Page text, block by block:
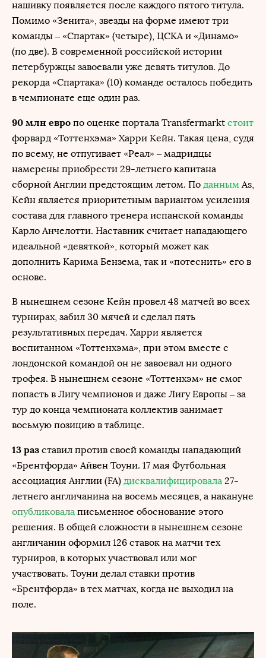
нашивку появляется после каждого пятого титула.
Помимо «Зенита», звезды на форме имеют три
команды – «Спартак» (четыре), ЦСКА и «Динамо»
(по две). В современной российской истории
петербуржцы завоевали уже девять титулов. До
рекорда «Спартака» (10) команде осталось победить
в чемпионате еще один раз.
90 млн евро по оценке портала Transfermarkt стоит
форвард «Тоттенхэма» Харри Кейн. Такая цена, судя
по всему, не отпугивает «Реал» – мадридцы
намерены приобрести 29-летнего капитана
сборной Англии предстоящим летом. По данным As,
Кейн является приоритетным вариантом усиления
состава для главного тренера испанской команды
Карло Анчелотти. Наставник считает нападающего
идеальной «девяткой», который может как
дополнить Карима Бензема, так и «потеснить» его в
основе.
В нынешнем сезоне Кейн провел 48 матчей во всех
турнирах, забил 30 мячей и сделал пять
результативных передач. Харри является
воспитанном «Тоттенхэма», при этом вместе с
лондонской командой он не завоевал ни одного
трофея. В нынешнем сезоне «Тоттенхэм» не смог
попасть в Лигу чемпионов и даже Лигу Европы – за
тур до конца чемпионата коллектив занимает
восьмую позицию в таблице.
13 раз ставил против своей команды нападающий
«Брентфорда» Айвен Тоуни. 17 мая Футбольная
ассоциация Англии (FA) дисквалифицировала 27-
летнего англичанина на восемь месяцев, а накануне
опубликовала письменное обоснование этого
решения. В общей сложности в нынешнем сезоне
англичанин оформил 126 ставок на матчи тех
турниров, в которых участвовал или мог
участвовать. Тоуни делал ставки против
«Брентфорда» в тех матчах, когда не выходил на
поле.